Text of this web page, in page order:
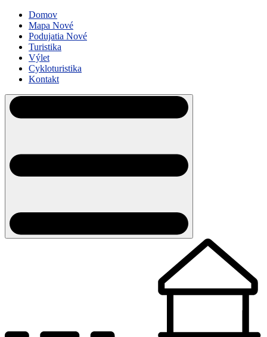
Domov
Mapa Nové
Podujatia Nové
Turistika
Výlet
Cykloturistika
Kontakt